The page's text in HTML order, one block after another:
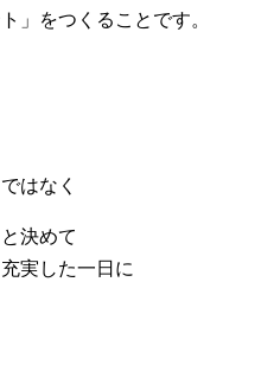
」をつくることです。
はなく
決めて
実した一日に